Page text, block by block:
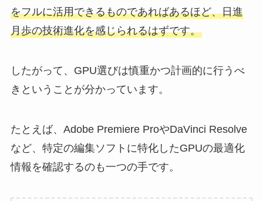
をフルに活用できるものであればあるほど、日進
月歩の技術進化を感じられるはずです。
したがって、GPU選びは慎重かつ計画的に行うべ
きということが分かっています。
たとえば、Adobe Premiere ProやDaVinci Resolve
など、特定の編集ソフトに特化したGPUの最適化
情報を確認するのも一つの手です。